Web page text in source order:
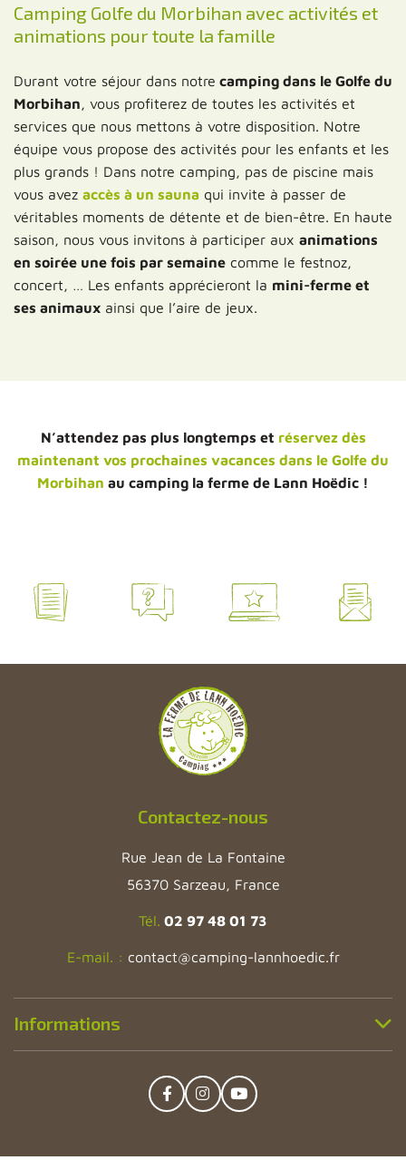
Camping Golfe du Morbihan avec activités et
animations pour toute la famille
Durant votre séjour dans notre camping dans le Golfe du
Morbihan, vous profiterez de toutes les activités et
services que nous mettons à votre disposition. Notre
équipe vous propose des activités pour les enfants et les
plus grands ! Dans notre camping, pas de piscine mais
vous avez accès à un sauna qui invite à passer de
véritables moments de détente et de bien-être. En haute
saison, nous vous invitons à participer aux animations
en soirée une fois par semainecomme le festnoz,
concert, … Les enfants apprécieront la mini-ferme et
ses animaux ainsi que l’aire de jeux.
N’attendez pas plus longtemps et réservez dès
maintenant vos prochaines vacances dans le Golfe du
Morbihan au camping la ferme de Lann Hoëdic !
Contactez-nous
Rue Jean de La Fontaine
56370 Sarzeau, France
Tél. 02 97 48 01 73
E-mail. : contact@camping-lannhoedic.fr
Informations